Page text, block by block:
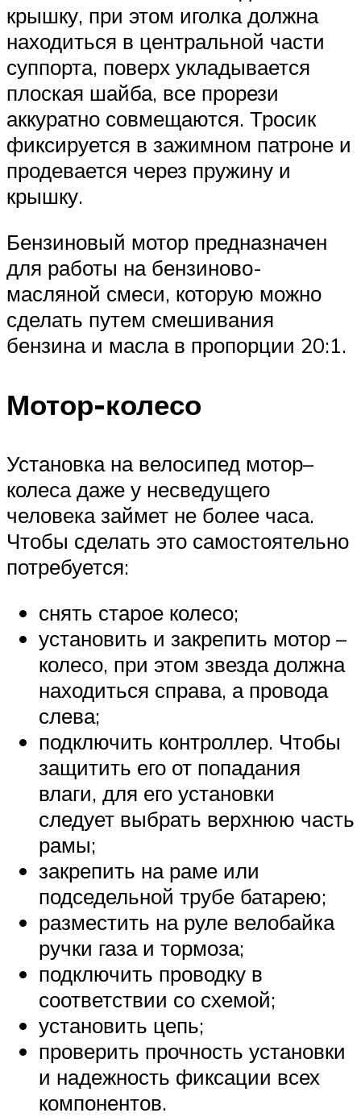
крышку, при этом иголка должна
находиться в центральной части
суппорта, поверх укладывается
плоская шайба, все прорези
аккуратно совмещаются. Тросик
фиксируется в зажимном патроне и
продевается через пружину и
крышку.
Бензиновый мотор предназначен
для работы на бензиново-
масляной смеси, которую можно
сделать путем смешивания
бензина и масла в пропорции 20:1.
Мотор-колесо
Установка на велосипед мотор–
колеса даже у несведущего
человека займет не более часа.
Чтобы сделать это самостоятельно
потребуется:
снять старое колесо;
установить и закрепить мотор –
колесо, при этом звезда должна
находиться справа, а провода
слева;
подключить контроллер. Чтобы
защитить его от попадания
влаги, для его установки
следует выбрать верхнюю часть
рамы;
закрепить на раме или
подседельной трубе батарею;
разместить на руле велобайка
ручки газа и тормоза;
подключить проводку в
соответствии со схемой;
установить цепь;
проверить прочность установки
и надежность фиксации всех
компонентов.